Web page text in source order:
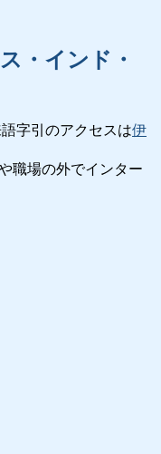
・インド・
字引のアクセスは伊
職場の外でインター